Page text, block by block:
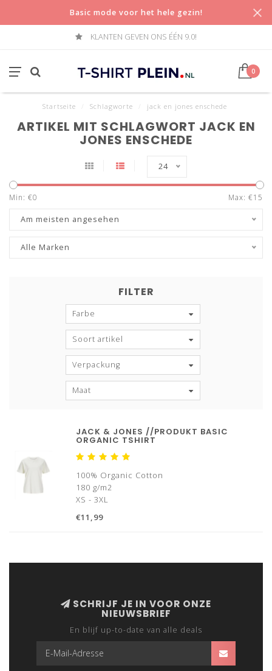
Basic mode voor het hele gezin!
KLANTEN GEVEN ONS ÉÉN 9.0!
0
Startseite Schlagworte jack en jones enschede
ARTIKEL MIT SCHLAGWORT JACK EN
JONES ENSCHEDE
24
Min: €0 Max: €15
Am meisten angesehen
Alle Marken
FILTER
Farbe
Soort artikel
Verpackung
Maat
JACK & JONES //PRODUKT BASIC
ORGANIC TSHIRT
100% Organic Cotton
180 g/m2
XS - 3XL
€11,99
SCHRIJF JE IN VOOR ONZE
NIEUWSBRIEF
En blijf up-to-date van alle deals